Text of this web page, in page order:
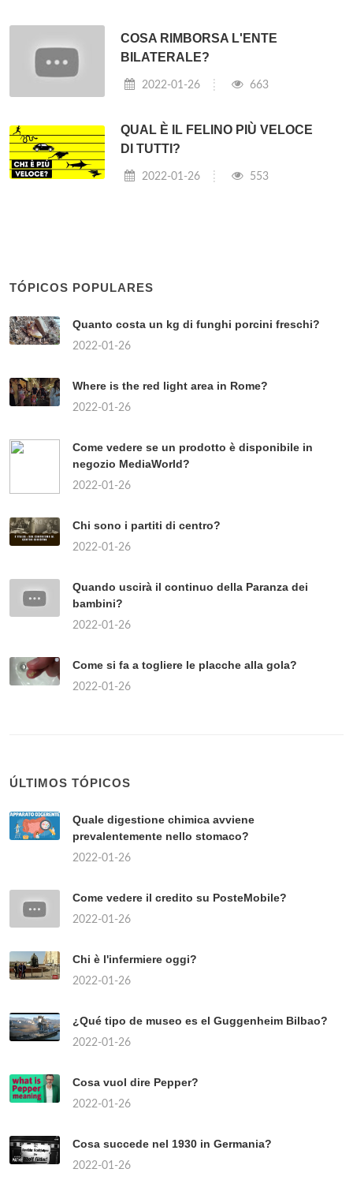
COSA RIMBORSA L'ENTE
BILATERALE?
2022-01-26 663
QUAL È IL FELINO PIÙ VELOCE
DI TUTTI?
2022-01-26 553
TÓPICOS POPULARES
Quanto costa un kg di funghi porcini freschi?
2022-01-26
Where is the red light area in Rome?
2022-01-26
Come vedere se un prodotto è disponibile in
negozio MediaWorld?
2022-01-26
Chi sono i partiti di centro?
2022-01-26
Quando uscirà il continuo della Paranza dei
bambini?
2022-01-26
Come si fa a togliere le placche alla gola?
2022-01-26
ÚLTIMOS TÓPICOS
Quale digestione chimica avviene
prevalentemente nello stomaco?
2022-01-26
Come vedere il credito su PosteMobile?
2022-01-26
Chi è l'infermiere oggi?
2022-01-26
¿Qué tipo de museo es el Guggenheim Bilbao?
2022-01-26
Cosa vuol dire Pepper?
2022-01-26
Cosa succede nel 1930 in Germania?
2022-01-26